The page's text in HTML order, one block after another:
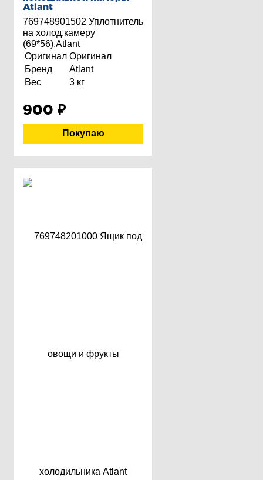
Atlant
769748901502 Уплотнитель
на холод.камеру
(69*56),Atlant
Оригинал Оригинал
Бренд
Atlant
Вес
3 кг
900 ₽